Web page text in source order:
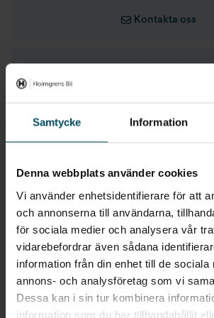
Samtycke Information
Denna webbplats använder cookies
Vi använder enhetsidentifierare för att
och annonserna till användarna,
för sociala medier och analysera vår
vidarebefordrar även sådana
information från din enhet till de sociala
annons- och analysföretag som vi
Dessa kan i sin tur kombinera
information som du har tillhandahållit
Tjänstevikt
Max dragvikt
Dragvikt bromsat 8%
Dragvikt bromsat 12%
Max släpvagnsvikt B-körkort
Total tågvikt
Filbytesvarnare
Kontakta oss
Ge ditt omdöme
Säljare på avdelningen
Säljare
Kent